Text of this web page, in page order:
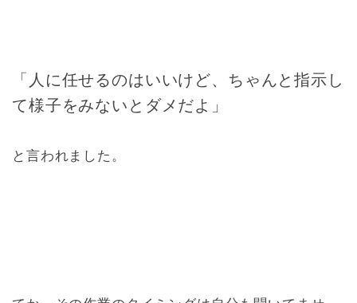
「人に任せるのはいいけど、ちゃんと指示し
て様子をみないとダメだよ」
と言われました。